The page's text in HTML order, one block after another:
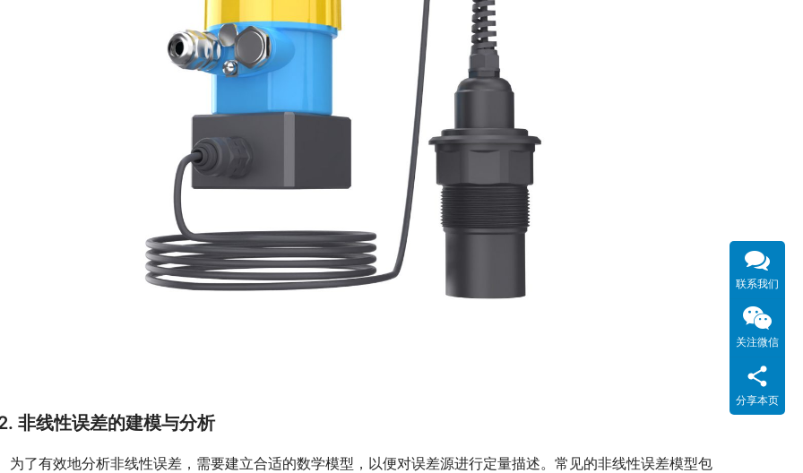
非线性误差的建模与分析
有效地分析非线性误差，需要建立合适的数学模型，以便对误差源进行定量描述。常见的非线性误差模型包
联系我们
关注微信
分享本页